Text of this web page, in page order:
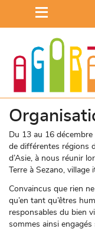
content
Du 13 au 16
de différentes régions
d’Asie, à nous réunir
Terre à Sezano, village
Convaincus que rien
qu’en tant qu’êtres
responsables du bien
sommes ainsi engagés